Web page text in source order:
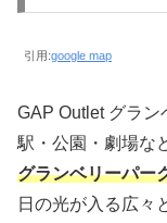
引用:google map
GAP Outlet グラン
駅・公園・劇場な
グランベリーパー
日の光が入る広々